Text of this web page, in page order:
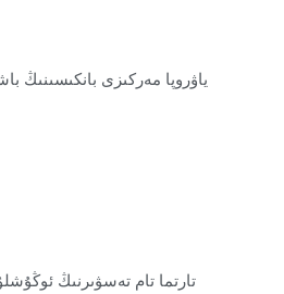
ياۋروپا مەركىزى بانكىسىنىڭ
تارتما تام تەسۋىرنىڭ